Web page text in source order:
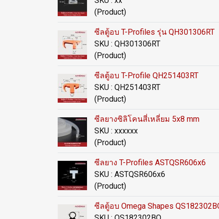
(Product)
ซีลตู้อบ T-Profiles รุ่น QH301306RT
SKU : QH301306RT
(Product)
ซีลตู้อบ T-Profile QH251403RT
SKU : QH251403RT
(Product)
ซีลยางซิลิโคนสี่เหลี่ยม 5x8 mm
SKU : xxxxxx
(Product)
ซีลยาง T-Profiles ASTQSR606x6
SKU : ASTQSR606x6
(Product)
ซีลตู้อบ Omega Shapes